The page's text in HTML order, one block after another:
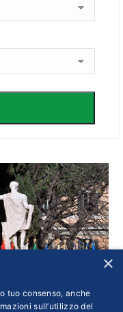
×
tuo consenso, anche
sull’utilizzo del